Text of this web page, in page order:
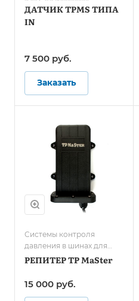
Системы контроля
давления в шинах для
автобусов
ДАТЧИК TPMS ТИПА
IN
7 500 руб.
Заказать
Системы контроля
давления в шинах для
грузового транспорта/
давления в шинах для
автобусов
РЕПИТЕР TP MaSter
15 000 руб.